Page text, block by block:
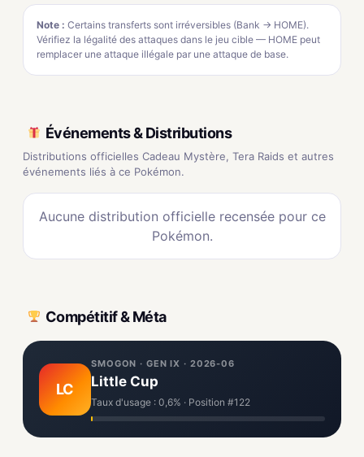
Note : Certains transferts sont irréversibles (Bank → HOME).
Vérifiez la légalité des attaques dans le jeu cible — HOME peut
remplacer une attaque illégale par une attaque de base.
Événements & Distributions
Distributions officielles Cadeau Mystère, Tera Raids et autres
événements liés à ce Pokémon.
Aucune distribution officielle recensée pour ce
Pokémon.
Compétitif & Méta
LC
SMOGON · GEN IX · 2026-06
Little Cup
Taux d'usage : 0,6% · Position #122